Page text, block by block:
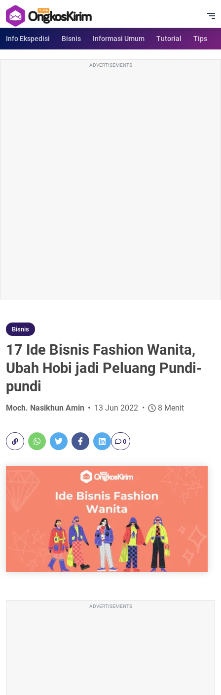
Info Ekspedisi Bisnis Informasi Umum Tutorial Tips
ADVERTISEMENTS
Bisnis
17 Ide Bisnis Fashion Wanita,
Ubah Hobi jadi Peluang Pundi-
pundi
Moch. Nasikhun Amin 13 Jun 2022 8 Menit
0
ADVERTISEMENTS